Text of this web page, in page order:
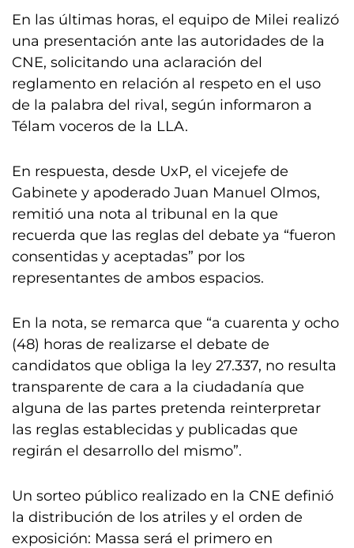
En las últimas horas, el equipo de Milei realizó
una presentación ante las autoridades de la
CNE, solicitando una aclaración del
reglamento en relación al respeto en el uso
de la palabra del rival, según informaron a
Télam voceros de la LLA.
En respuesta, desde UxP, el vicejefe de
Gabinete y apoderado Juan Manuel Olmos,
remitió una nota al tribunal en la que
recuerda que las reglas del debate ya “fueron
consentidas y aceptadas” por los
representantes de ambos espacios.
En la nota, se remarca que “a cuarenta y ocho
(48) horas de realizarse el debate de
candidatos que obliga la ley 27.337, no resulta
transparente de cara a la ciudadanía que
alguna de las partes pretenda reinterpretar
las reglas establecidas y publicadas que
regirán el desarrollo del mismo”.
Un sorteo público realizado en la CNE definió
la distribución de los atriles y el orden de
exposición: Massa será el primero en